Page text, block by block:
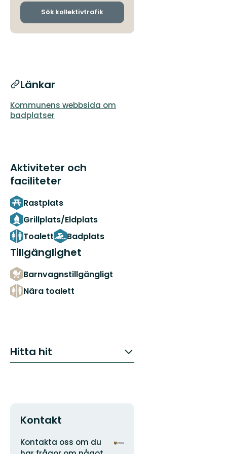
Sök kollektivtrafik
Länkar
Kommunens webbsida om
badplatser
Aktiviteter och
faciliteter
Rastplats
Grillplats/Eldplats
Toalett
Badplats
Tillgänglighet
Barnvagnstillgängligt
Nära toalett
Hitta hit
Kontakt
Adress
Kontakta oss om du
Organisationens